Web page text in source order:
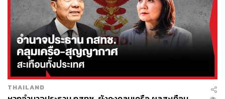
ส่วนจำนวนผู้ใช้บริการในปัจจุบันลดลงจากปีที่แล้วราว
-1.5%
ลงมาอยู่ที่ประมาณ 40,941,500 เลขหมาย แต่ยังคงรักษา
ตำแหน่งเจ้าตลาดได้อย่างมั่นคง จำแนกเป็นลูกค้าในระบบ
รายเดือน (Postpaid) ที่ 9,771,500 เลขหมาย หรือคิดเป็น
สัดส่วน 23.86% เติบโตจากช่วงเวลาเดียวกันของปีที่แล้ว
+8.6%
THAILAND